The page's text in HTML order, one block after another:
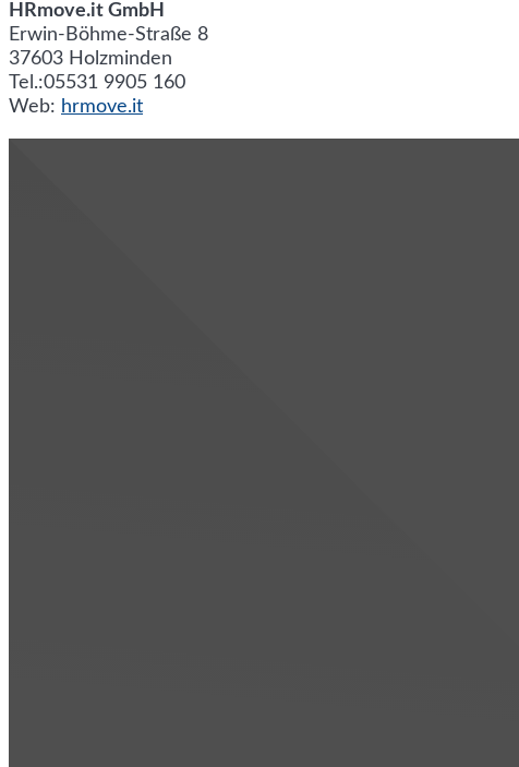
HRmove.it GmbH
Erwin-Böhme-Straße 8
37603 Holzminden
Tel.:05531 9905 160
Web: hrmove.it